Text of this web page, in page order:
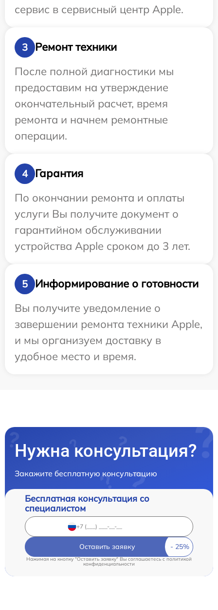
сервис в сервисный центр Apple.
3
Ремонт техники
После полной диагностики мы
предоставим на утверждение
окончательный расчет, время
ремонта и начнем ремонтные
операции.
4
Гарантия
По окончании ремонта и оплаты
услуги Вы получите документ о
гарантийном обслуживании
устройства Apple сроком до 3 лет.
5
Информирование о готовности
Вы получите уведомление о
завершении ремонта техники Apple,
и мы организуем доставку в
удобное место и время.
Нужна консультация?
Закажите бесплатную консультацию
Бесплатная консультация со
специалистом
Оставить заявку
Нажимая на кнопку "Оставить заявку" Вы соглашаетесь cполитикой
конфиденциальности